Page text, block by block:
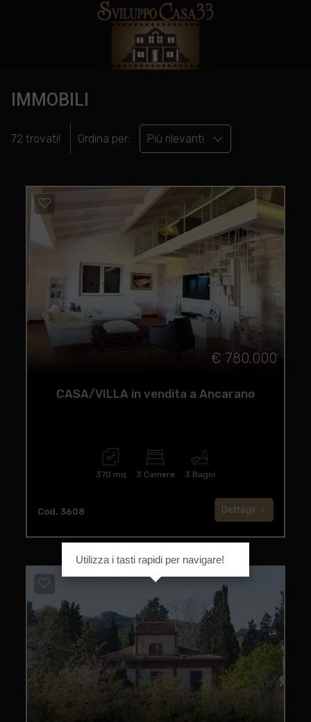
IMMOBILI
72 trovati! Ordina per: Più rilevanti
€ 780.000
CASA/VILLA in vendita a Ancarano
370 mq 3 Camere 3 Bagni
Cod. 3608 Dettagli
Utilizza i tasti rapidi per navigare!